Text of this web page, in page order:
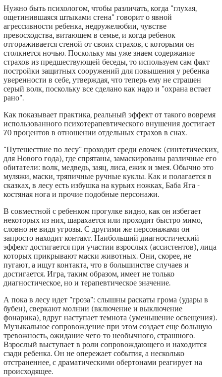
Нужно быть психологом, чтобы различать, когда "глухая,
ощетинившаяся штыками стена" говорит о явной
агрессивности ребенка, недружелюбии, чувстве
превосходства, витающем в семье, и когда ребенок
отгораживается стеной от своих страхов, с которыми он
столкнется ночью. Поскольку мы уже знаем содержание
страхов из предшествующей беседы, то используем сам факт
постройки защитных сооружений для повышения у ребенка
уверенности в себе, утверждая, что теперь ему не страшен
серый волк, поскольку все сделано как надо и "охрана встает
рано".
Как показывает практика, реальный эффект от такого вовремя
использованного психотерапевтического внушения достигает
70 процентов в отношении отдельных страхов в снах.
"Путешествие по лесу" проходит среди елочек (синтетических,
для Нового года), где спрятаны, замаскированы различные его
обитатели: волк, медведь, заяц, лиса, ежик и змея. Обычно это
муляжи, маски, тряпичные ручные куклы. Как и полагается в
сказках, в лесу есть избушка на курьих ножках, Баба Яга -
костяная нога и прочие подобные персонажи.
В совместной с ребенком прогулке видно, как он избегает
некоторых из них, шарахается или проходит быстро мимо,
словно не видя угрозы. С другими же персонажами он
запросто находит контакт. Наибольший диагностический
эффект достигается при участии взрослых (ассистентов), лица
которых прикрывают маски животных. Они, скорее, не
пугают, а ищут контакта, что в большинстве случаев и
достигается. Игра, таким образом, имеет не только
диагностическое, но и терапевтическое значение.
А пока в лесу идет "гроза": слышны раскаты грома (удары в
бубен), сверкают молнии (включение и выключение
фонарика), вдруг наступает темнота (уменьшение освещения).
Музыкальное сопровождение при этом создает еще большую
тревожность, ожидание чего-то необычного, страшного.
Взрослый выступает в роли сопровождающего и находится
сзади ребенка. Он не опережает события, а несколько
отстраненнее, с драматическими обертонами реагирует на
происходящее.